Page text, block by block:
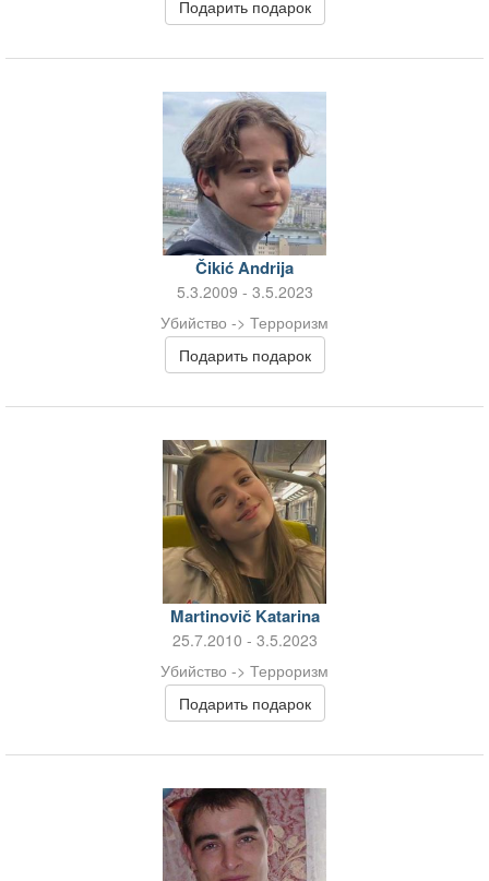
Подарить подарок
Čikić Andrija
5.3.2009 - 3.5.2023
Убийство -> Терроризм
Подарить подарок
Martinovič Katarina
25.7.2010 - 3.5.2023
Убийство -> Терроризм
Подарить подарок